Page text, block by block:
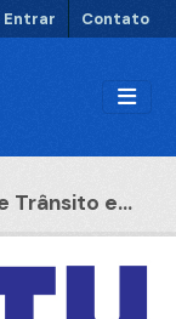
Entrar Contato
Trânsito e...